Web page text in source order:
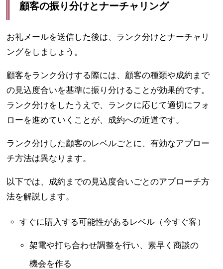
顧客の振り分けとナーチャリング
お礼メールを送信した後は、ランク分けとナーチャリ
ングをしましょう。
顧客をランク分けする際には、顧客の種類や成約まで
の見込度合いを基準に振り分けることが効果的です。
ランク分けをしたうえで、ランクに応じて適切にフォ
ローを進めていくことが、成約への近道です。
ランク分けした顧客のレベルごとに、有効なアプロー
チ方法は異なります。
以下では、成約までの見込度合いごとのアプローチ方
法を解説します。
すぐに購入する可能性があるレベル（今すぐ客）
架電や打ち合わせ調整を行い、素早く商談の
機会を作る